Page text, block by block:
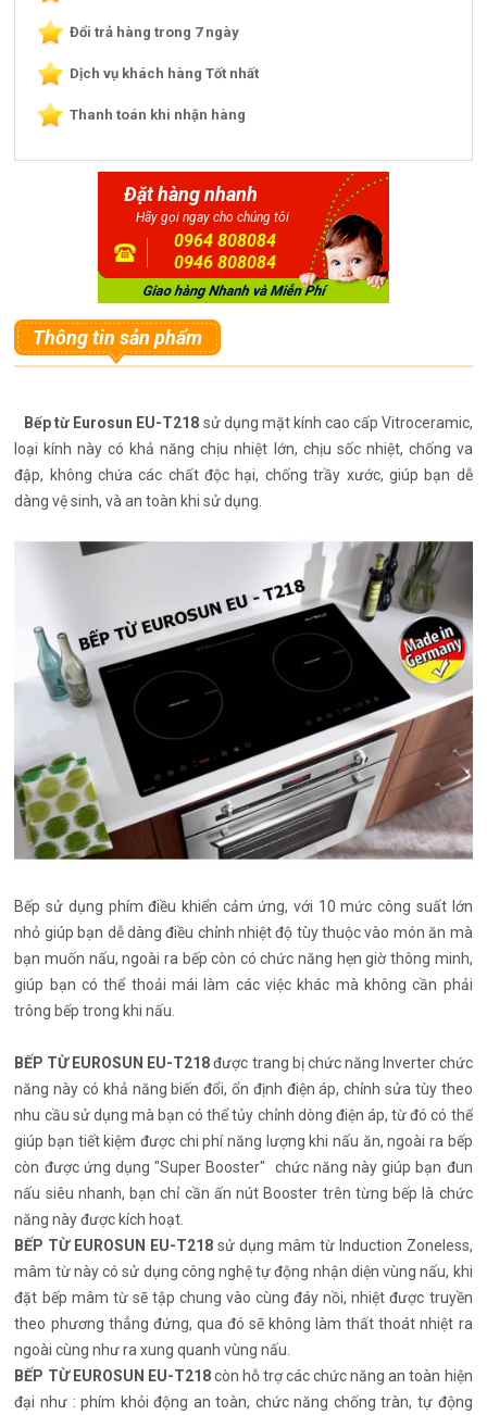
Đổi trả hàng trong 7 ngày
Dịch vụ khách hàng Tốt nhất
Thanh toán khi nhận hàng
Đặt hàng nhanh
Hãy gọi ngay cho chúng tôi
0964 808084
0946 808084
Thông tin sản phẩm
Bếp từ Eurosun EU-T218 sử dụng mặt kính cao cấp Vitroceramic,
loại kính này có khả năng chịu nhiệt lớn, chịu sốc nhiệt, chống va
đập, không chứa các chất độc hại, chống trầy xước, giúp bạn dễ
dàng vệ sinh, và an toàn khi sử dụng.
Bếp sử dụng phím điều khiển cảm ứng, với 10 mức công suất lớn
nhỏ giúp bạn dễ dàng điều chỉnh nhiệt độ tùy thuộc vào món ăn mà
bạn muốn nấu, ngoài ra bếp còn có chức năng hẹn giờ thông minh,
giúp bạn có thể thoải mái làm các việc khác mà không cần phải
trông bếp trong khi nấu.
BẾP TỪ EUROSUN EU-T218được trang bị chức năng Inverter chức
năng này có khả năng biến đổi, ổn định điện áp, chỉnh sửa tùy theo
nhu cầu sử dụng mà bạn có thể tủy chỉnh dòng điện áp, từ đó có thể
giúp bạn tiết kiệm được chi phí năng lượng khi nấu ăn, ngoài ra bếp
còn được ứng dụng "Super Booster" chức năng này giúp bạn đun
nấu siêu nhanh, bạn chỉ cần ấn nút Booster trên từng bếp là chức
năng này được kích hoạt.
BẾP TỪ EUROSUN EU-T218sử dụng mâm từ Induction Zoneless,
mâm từ này có sử dụng công nghệ tự động nhận diện vùng nấu, khi
đặt bếp mâm từ sẽ tập chung vào cùng đáy nồi, nhiệt được truyền
theo phương thẳng đứng, qua đó sẽ không làm thất thoát nhiệt ra
ngoài cùng như ra xung quanh vùng nấu.
BẾP TỪ EUROSUN EU-T218còn hỗ trợ các chức năng an toàn hiện
đại như : phím khỏi động an toàn, chức năng chống tràn, tự động